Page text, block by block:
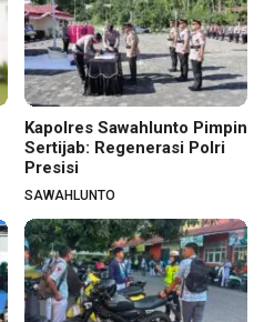
Kapolres Sawahlunto Pimpin
Sertijab: Regenerasi Polri
Presisi
SAWAHLUNTO